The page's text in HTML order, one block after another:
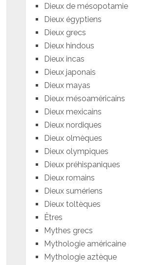
Dieux de mésopotamie
Dieux égyptiens
Dieux grecs
Dieux hindous
Dieux incas
Dieux japonais
Dieux mayas
Dieux mésoaméricains
Dieux mexicains
Dieux nordiques
Dieux olmèques
Dieux olympiques
Dieux préhispaniques
Dieux romains
Dieux sumériens
Dieux toltèques
Êtres
Mythes grecs
Mythologie américaine
Mythologie aztèque